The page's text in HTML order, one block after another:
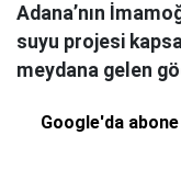
Adana’nın
suyu projesi
meydana gelen
Google'da